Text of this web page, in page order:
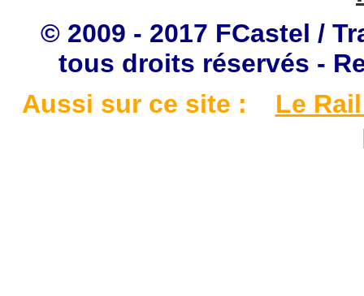
© 2009 - 2017 FCastel /
tous droits réservés -
Aussi sur ce site :
Le